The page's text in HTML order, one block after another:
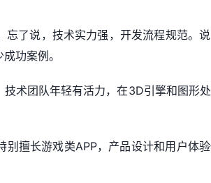
忘了说，技术实力强，开发流程规范。
功案例。
术团队年轻有活力，在3D引擎和图形
擅长游戏类APP，产品设计和用户体验